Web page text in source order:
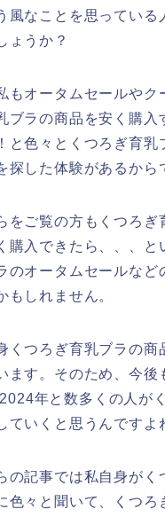
風なことを思っている
ょうか？
もオータムセールやク
ブラの商品を安く購入
と色々とくつろぎ育乳
探した体験があるから
をご覧の方もくつろぎ
購入できたら、、、と
のオータムセールなど
もしれません。
くつろぎ育乳ブラの商
ます。そのため、今
年と数多くの人が
ていくと思うんですよ
の記事では私自身がく
色々と聞いて、くつろ